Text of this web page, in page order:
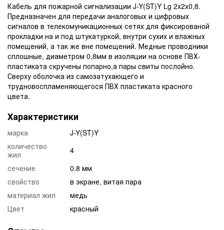
Кабель для пожарной сигнализации J-Y(ST)Y Lg 2x2x0,8.
Предназначен для передачи аналоговых и цифровых
сигналов в телекомуникационных сетях для фиксированой
прокладки на и под штукатуркой, внутри сухих и влажных
помещений, а так же вне помещений. Медные проводники
сплошные, диаметром 0,8мм в изоляции на основе ПВХ-
пластиката скручены попарно,а пары свиты послойно.
Сверху оболочка из самозатухающего и
трудновоспламеняющегося ПВХ пластиката красного
цвета.
Характеристики
марка
J-Y(ST)Y
количество
жил
4
сечение
0.8 мм
свойство
в экране, витая пара
материал жил
медь
Цвет
красный